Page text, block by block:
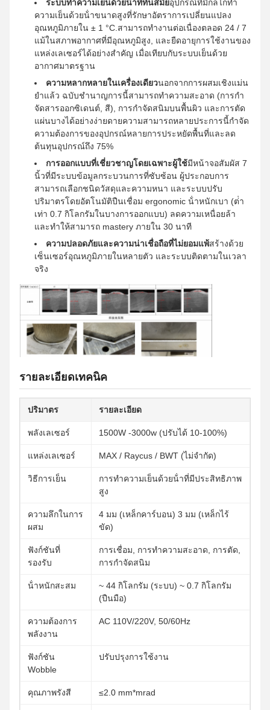
ระบบทําความเย็นด้วยน้ําที่ทันสมัยอุปกรณ์ที่มีกลไกทํา
ความเย็นด้วยน้ําขนาดสูงที่รักษาอัตราการเปลี่ยนแปลง
อุณหภูมิภายใน ± 1 °C.สามารถทํางานต่อเนื่องตลอด 24 / 7
แม้ในสภาพอากาศที่มีอุณหภูมิสูง, และยืดอายุการใช้งานของ
แหล่งเลเซอร์ได้อย่างสําคัญ เมื่อเทียบกับระบบเย็นด้วย
อากาศมาตรฐาน
ความหลากหลายในเครื่องเดียวนอกจากการผสมเชิงแม่น
ยําแล้ว ฉบับชํานาญการนี้สามารถทําความสะอาด (การกํา
จัดสารออกซิเดนต์, สี), การกําจัดสนิมบนพื้นผิว และการตัด
แผ่นบางได้อย่างง่ายดายความสามารถหลายประการนี้กําจัด
ความต้องการของอุปกรณ์หลายการประหยัดพื้นที่และลด
ต้นทุนอุปกรณ์ถึง 75%
การออกแบบที่เชี่ยวชาญโดยเฉพาะผู้ใช้มีหน้าจอสัมผัส 7
นิ้วที่มีระบบข้อมูลกระบวนการที่ซับซ้อน ผู้ประกอบการ
สามารถเลือกชนิดวัสดุและความหนา และระบบปรับ
ปริมาตรโดยอัตโนมัติปืนเชื่อม ergonomic น้ําหนักเบา (ต่ํา
เท่า 0.7 กิโลกรัมในบางการออกแบบ) ลดความเหนื่อยล้า
และทําให้สามารถ mastery ภายใน 30 นาที
ความปลอดภัยและความน่าเชื่อถือที่ไม่ยอมแพ้สร้างด้วย
เซ็นเซอร์อุณหภูมิภายในหลายตัว และระบบติดตามในเวลา
จริง
รายละเอียดเทคนิค
ปริมาตร รายละเอียด
พลังเลเซอร์ 1500W -3000w (ปรับได้ 10-100%)
แหล่งเลเซอร์ MAX / Raycus / BWT (ไม่จํากัด)
วิธีการเย็น
การทําความเย็นด้วยน้ําที่มีประสิทธิภาพ
สูง
ความลึกในการ
ผสม
4 มม (เหล็กคาร์บอน) 3 มม (เหล็กไร้
ขัด)
ฟังก์ชันที่
รองรับ
การเชื่อม, การทําความสะอาด, การตัด,
การกําจัดสนิม
น้ําหนักสะสม
~ 44 กิโลกรัม (ระบบ) ~ 0.7 กิโลกรัม
(ปืนมือ)
ความต้องการ
พลังงาน
AC 110V/220V, 50/60Hz
ฟังก์ชัน
Wobble
ปรับปรุงการใช้งาน
คุณภาพรังสี ≤2.0 mm*mrad